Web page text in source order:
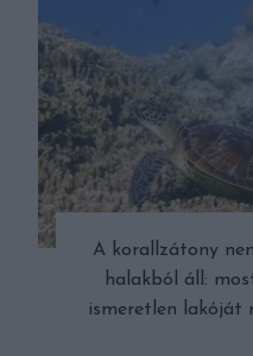
A korallzátony
halakból áll:
ismeretlen lakóját